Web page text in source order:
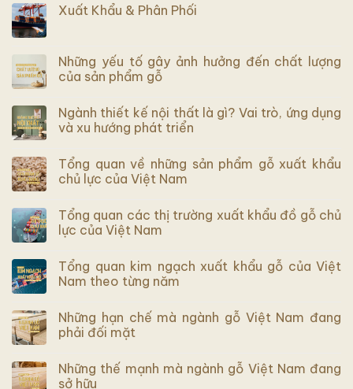
Xuất Khẩu & Phân Phối
Những yếu tố gây ảnh hưởng đến chất lượng
của sản phẩm gỗ
Ngành thiết kế nội thất là gì? Vai trò, ứng dụng
và xu hướng phát triển
Tổng quan về những sản phẩm gỗ xuất khẩu
chủ lực của Việt Nam
Tổng quan các thị trường xuất khẩu đồ gỗ chủ
lực của Việt Nam
Tổng quan kim ngạch xuất khẩu gỗ của Việt
Nam theo từng năm
Những hạn chế mà ngành gỗ Việt Nam đang
phải đối mặt
Những thế mạnh mà ngành gỗ Việt Nam đang
sở hữu